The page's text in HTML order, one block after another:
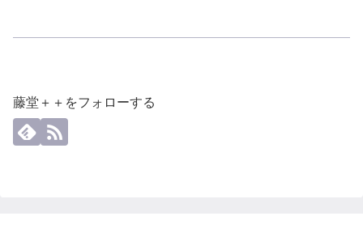
藤堂＋＋をフォローする